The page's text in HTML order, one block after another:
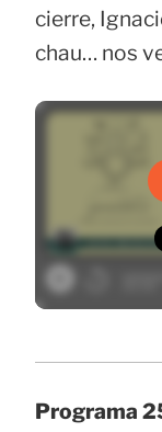
cierre,
chau… nos
Programa